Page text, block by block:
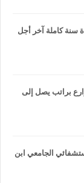
سنة كاملة آخر أجل
نظافة شوارع براتب يصل إلى
الاستشفائي الجامعي ابن